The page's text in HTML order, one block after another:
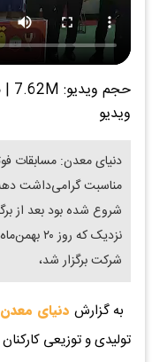
حجم ویدیو: 7.62M |
ویدیو
دنیای معدن: مسابقات
شرکت برگزار شد،
به گزارش دنیای معدن
تولیدی و توزیعی